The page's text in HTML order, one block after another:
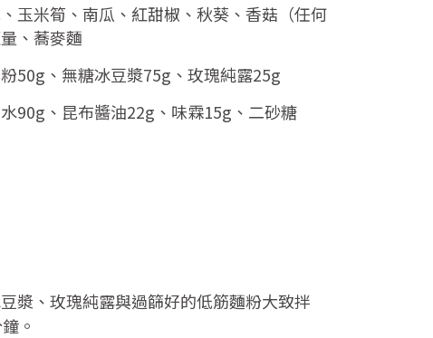
玉米筍、南瓜、紅甜椒、秋葵、香菇（任何
、蕎麥麵
50g、無糖冰豆漿75g、玫瑰純露25g
水90g、昆布醬油22g、味霖15g、二砂糖
豆漿、玫瑰純露與過篩好的低筋麵粉大致拌
。